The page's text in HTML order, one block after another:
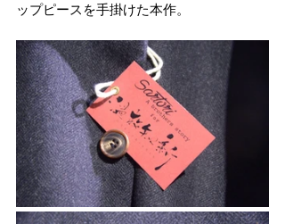
ップピースを手掛けた本作。